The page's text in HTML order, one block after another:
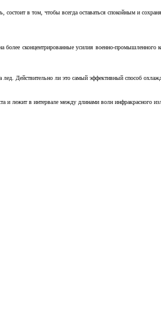
в том, чтобы всегда оставаться спокойным и
сконцентрированные усилия военно-
Действительно ли это самый эффективный способ
и лежит в интервале между длинами волн инфракрасного